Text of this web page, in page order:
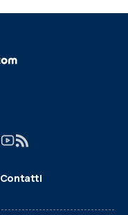
Contatti